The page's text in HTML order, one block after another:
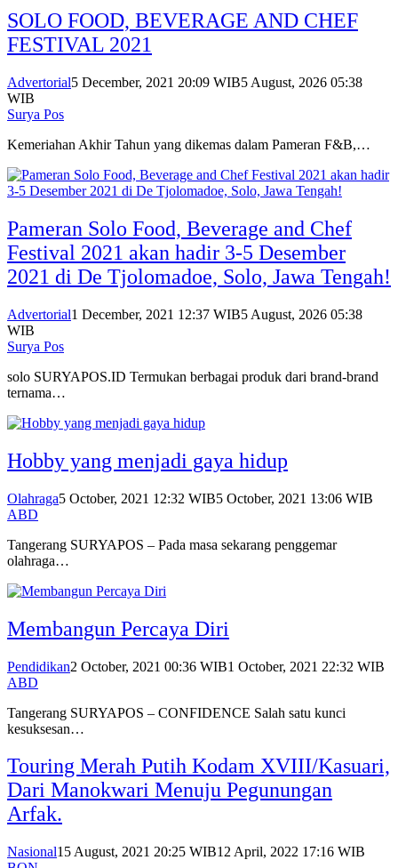
SOLO FOOD, BEVERAGE AND CHEF
FESTIVAL 2021
Advertorial5 December, 2021 20:09 WIB5 August, 2026 05:38
WIB
Surya Pos
Kemeriahan Akhir Tahun yang dikemas dalam Pameran F&B,…
Pameran Solo Food, Beverage and Chef
Festival 2021 akan hadir 3-5 Desember
2021 di De Tjolomadoe, Solo, Jawa Tengah!
Advertorial1 December, 2021 12:37 WIB5 August, 2026 05:38
WIB
Surya Pos
solo SURYAPOS.ID Termukan berbagai produk dari brand-brand
ternama…
Hobby yang menjadi gaya hidup
Olahraga5 October, 2021 12:32 WIB5 October, 2021 13:06 WIB
ABD
Tangerang SURYAPOS – Pada masa sekarang penggemar
olahraga…
Membangun Percaya Diri
Pendidikan2 October, 2021 00:36 WIB1 October, 2021 22:32 WIB
ABD
Tangerang SURYAPOS – CONFIDENCE Salah satu kunci
kesuksesan…
Touring Merah Putih Kodam XVIII/Kasuari,
Dari Manokwari Menuju Pegunungan
Arfak.
Nasional15 August, 2021 20:25 WIB12 April, 2022 17:16 WIB